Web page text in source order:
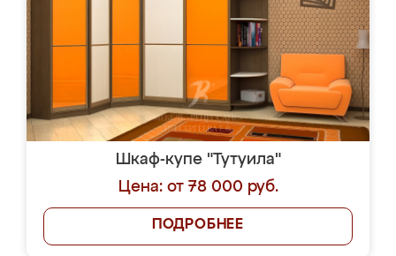
Шкаф-купе "Тутуила"
Цена: от 78 000 руб.
ПОДРОБНЕЕ